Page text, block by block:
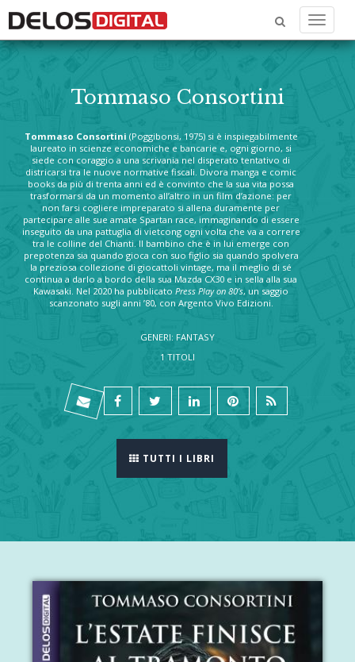
Menu
Tommaso Consortini
Tommaso Consortini (Poggibonsi, 1975) si è inspiegabilmente
laureato in scienze economiche e bancarie e, ogni giorno, si
siede con coraggio a una scrivania nel disperato tentativo di
districarsi tra le nuove normative fiscali. Divora manga e comic
books da più di trenta anni ed è convinto che la sua vita possa
trasformarsi da un momento all’altro in un film d’azione: per
non farsi cogliere impreparato si allena duramente per
partecipare alle sue amate Spartan race, immaginando di essere
inseguito da una pattuglia di vietcong ogni volta che va a correre
tra le colline del Chianti. Il bambino che è in lui emerge con
prepotenza sia quando gioca con suo figlio sia quando spolvera
la preziosa collezione di giocattoli vintage, ma il meglio di sé
continua a darlo a bordo della sua Mazda CX30 e in sella alla sua
Kawasaki. Nel 2020 ha pubblicato Press Play on 80’s, un saggio
scanzonato sugli anni ’80, con Argento Vivo Edizioni.
GENERI: FANTASY
1 TITOLI
TUTTI I LIBRI